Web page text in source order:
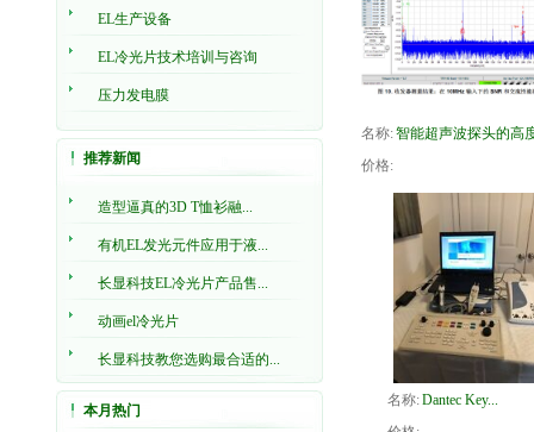
EL生产设备
EL冷光片技术培训与咨询
压力发电膜
推荐新闻
造型逼真的3D T恤衫融...
有机EL发光元件应用于液...
长显科技EL冷光片产品售...
动画el冷光片
长显科技教您选购最合适的...
本月热门
名称:智能超声波探头的高
价格:
名称:Dantec Key...